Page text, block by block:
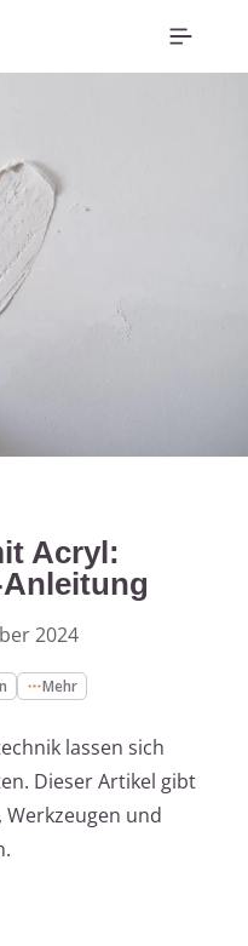
Acryl:
2024
Mehr
lassen sich
Dieser Artikel gibt
und